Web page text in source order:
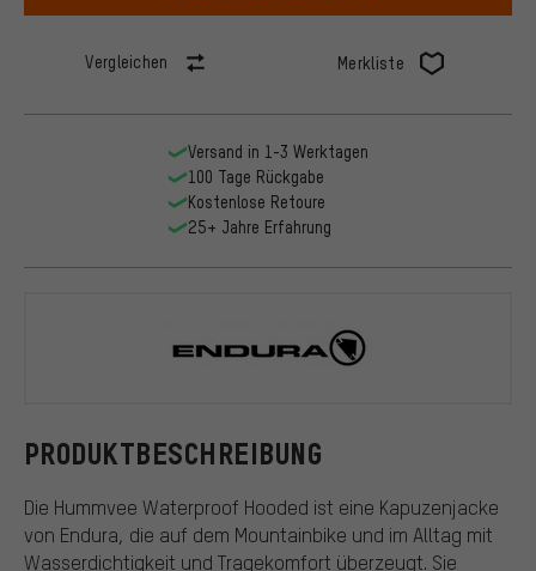
Vergleichen Merkliste
PRODUKTBESCHREIBUNG
Die Hummvee Waterproof Hooded ist eine Kapuzenjacke
von Endura, die auf dem Mountainbike und im Alltag mit
Wasserdichtigkeit und Tragekomfort überzeugt. Sie
Versand in 1-3 Werktagen
100 Tage Rückgabe
Kostenlose Retoure
25+ Jahre Erfahrung